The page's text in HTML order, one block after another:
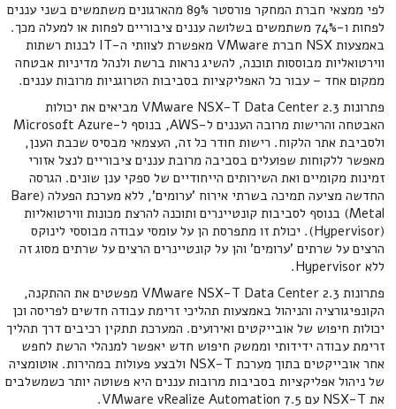
לפי ממצאי חברת המחקר פורסטר 89% מהארגונים משתמשים בשני עננים
לפחות ו-74% משתמשים בשלושה עננים ציבוריים לפחות או למעלה מכך.
באמצעות NSX חברת VMware מאפשרת לצוותי ה-IT לבנות רשתות
ווירטואליות מבוססות תוכנה, להשיג נראות ברשת ולנהל מדיניות אבטחה
ממקום אחד – עבור כל האפליקציות בסביבות הטרוגניות מרובות עננים.
פתרונות VMware NSX-T Data Center 2.3 מביאים את יכולות
האבטחה והרישות מרובה העננים ל-AWS, בנוסף ל-Microsoft Azure
ולסביבת אתר הלקוח. רישות חודר כל זה, העצמאי מבסיס שכבת הענן,
מאפשר ללקוחות שפועלים בסביבה מרובת עננים ציבוריים לנצל אזורי
זמינות מקומיים ואת השירותים הייחודיים של ספקי ענן שונים. הגרסה
החדשה מציעה תמיכה בשרתי אירוח 'ערומים', ללא מערכת הפעלה (Bare
Metal) בנוסף לסביבות קונטיינרים ותוכנה להרצת מכונות ווירטואליות
(Hypervisor). יכולת זו מתפרסת הן על עומסי עבודה מבוססי לינוקס
הרצים על שרתים 'ערומים' והן על קונטיינרים הרצים על שרתים מסוג זה
ללא Hypervisor.
פתרונות VMware NSX-T Data Center 2.3 מפשטים את ההתקנה,
הקונפיגורציה והניהול באמצעות תהליכי זרימת עבודה חדשים לפריסה וכן
יכולות חיפוש של אובייקטים ואירועים. המערכת תתקין רכיבים דרך תהליך
זרימת עבודה ידידותי וממשק חיפוש חדש יאפשר למנהלי הרשת לחפש
אחר אובייקטים בתוך מערכת NSX-T ולבצע פעולות במהירות. אוטומציה
של ניהול אפליקציות בסביבות מרובות עננים היא פשוטה יותר כשמשלבים
את NSX-T עם VMware vRealize Automation 7.5.